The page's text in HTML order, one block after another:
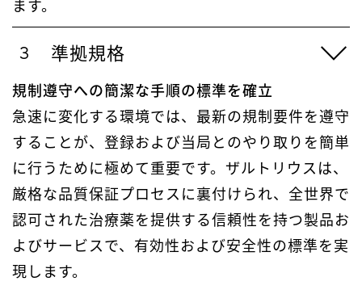
ます。
準拠規格
規制遵守への簡潔な手順の標準を確立
急速に変化する環境では、最新の規制要件を遵守
することが、登録および当局とのやり取りを簡単
に行うために極めて重要です。ザルトリウスは、
厳格な品質保証プロセスに裏付けられ、全世界で
認可された治療薬を提供する信頼性を持つ製品お
よびサービスで、有効性および安全性の標準を実
現します。